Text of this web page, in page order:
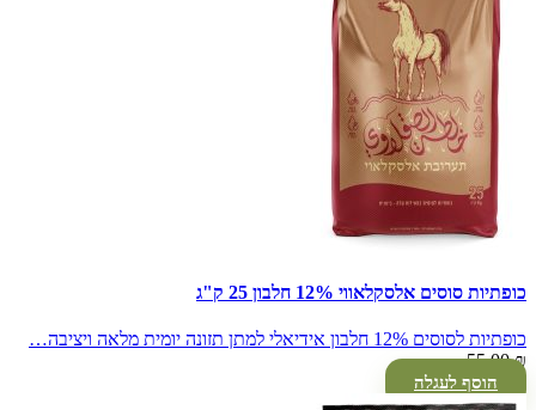
כופתיות סוסים אלסקלאווי 12% חלבון 25 ק"ג
כופתיות לסוסים 12% חלבון אידיאלי למתן תזונה יומית מלאה ויציבה…
55.00₪
הוסף לעגלה